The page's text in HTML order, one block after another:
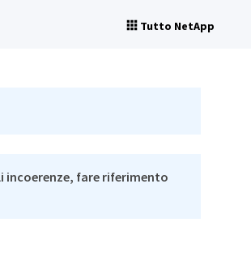
Tutto NetApp
incoerenze, fare riferimento